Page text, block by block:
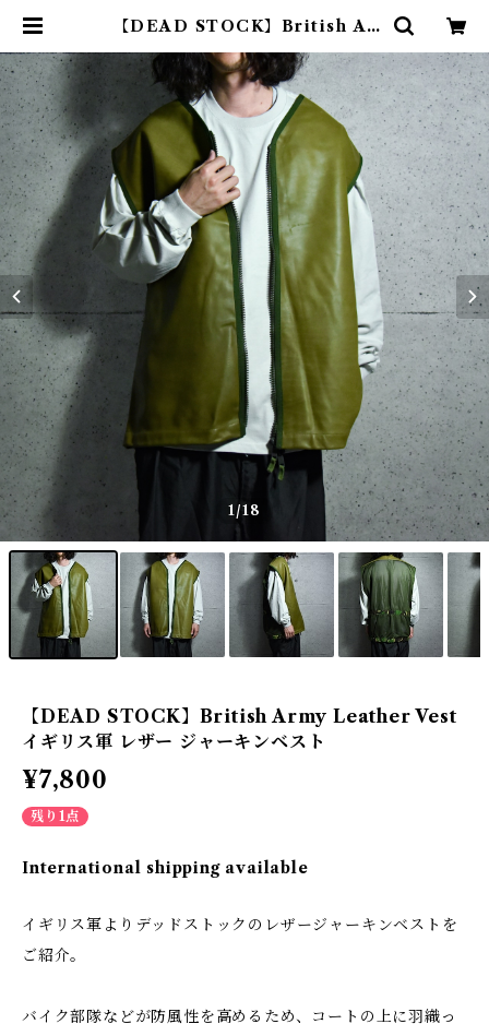
【DEAD STOCK】British Ar
ザー ジャーキンベスト | mark & c
ollars (マークアンドカラーズ)
1/18
【DEAD STOCK】British Army Leather Vest
イギリス軍 レザー ジャーキンベスト
¥7,800
残り1点
International shipping available
イギリス軍よりデッドストックのレザージャーキンベストを
ご紹介。
バイク部隊などが防風性を高めるため、コートの上に羽織っ